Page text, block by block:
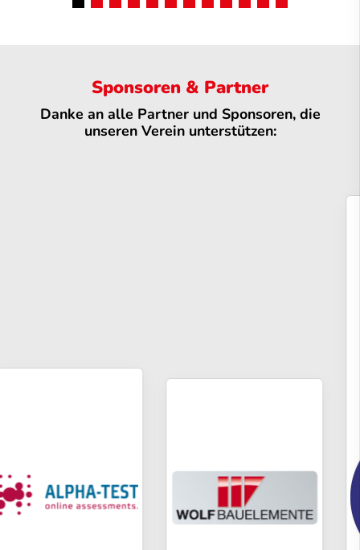
Sponsoren & Partner
Danke an alle Partner und Sponsoren, die
unseren Verein unterstützen: